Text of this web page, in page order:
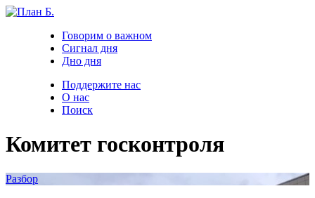
Говорим о важном
Сигнал дня
Дно дня
Поддержите нас
О нас
Поиск
Комитет госконтроля
Разбор